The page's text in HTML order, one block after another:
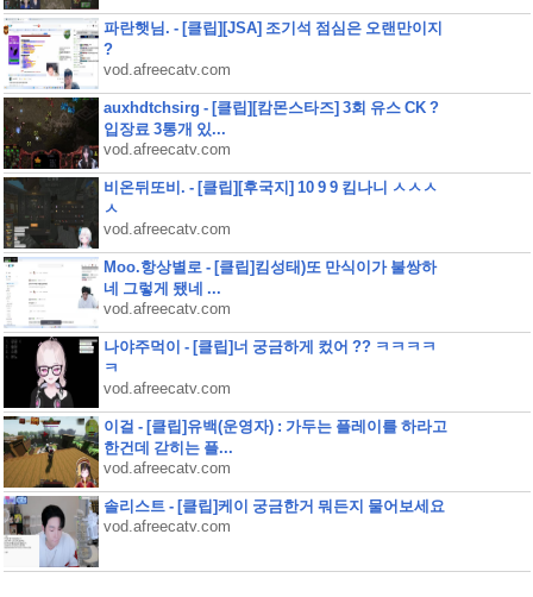
파란햇님. - [클립][JSA] 조기석 점심은 오랜만이지
?
vod.afreecatv.com
auxhdtchsirg - [클립][캄몬스타즈] 3회 유스 CK ?
입장료 3통개 있...
vod.afreecatv.com
비온뒤또비. - [클립][후국지] 10 9 9 킴나니 ㅅㅅㅅ
ㅅ
vod.afreecatv.com
Moo.항상별로 - [클립]킴성태)또 만식이가 불쌍하
네 그렇게 됐네 ...
vod.afreecatv.com
나야주먹이 - [클립]너 궁금하게 컸어 ?? ㅋㅋㅋㅋ
ㅋ
vod.afreecatv.com
이걸 - [클립]유백(운영자) : 가두는 플레이를 하라고
한건데 갇히는 플...
vod.afreecatv.com
솔리스트 - [클립]케이 궁금한거 뭐든지 물어보세요
vod.afreecatv.com